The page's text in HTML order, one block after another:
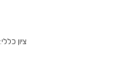
ציון כללי: